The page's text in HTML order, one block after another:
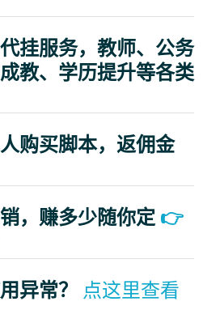
挂服务，教师、公务
教、学历提升等各类
购买脚本，返佣金
，赚多少随你定 👉
异常？ 点这里查看